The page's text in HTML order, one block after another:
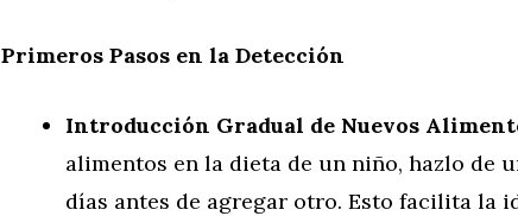
Primeros Pasos en la Detección
Introducción Gradual de Nuevos
alimentos en la dieta de un niño, hazlo de
días antes de agregar otro. Esto facilita la